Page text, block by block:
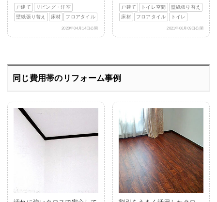
戸建て
リビング・洋室
壁紙張り替え
床材 フロアタイル
2020年04月14日公開
戸建て
トイレ空間
壁紙張り替え
床材
フロアタイル トイレ
2021年06月09日公開
同じ費用帯のリフォーム事例